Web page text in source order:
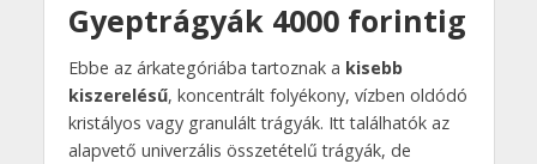
Gyeptrágyák 4000 forintig
Ebbe az árkategóriába tartoznak a kisebb
kiszerelésű, koncentrált folyékony, vízben oldódó
kristályos vagy granulált trágyák. Itt találhatók az
alapvető univerzális összetételű trágyák, de